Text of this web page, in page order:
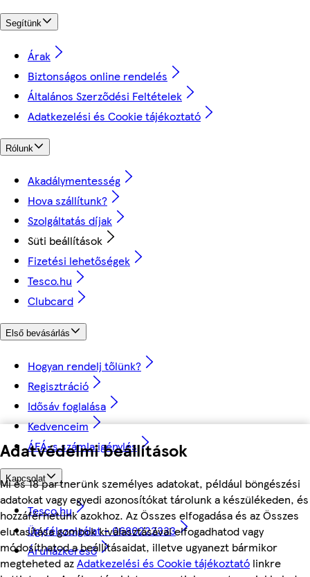
Adatvédelmi beállítások
Mi és 18 partnerünk személyes adatokat, például böngészési
adatokat vagy egyedi azonosítókat tárolunk a készülékeden, és
hozzáférhetünk azokhoz. Az Összes elfogadása és az Összes
elutasítása gombok kiválasztásával elfogadhatod vagy
módosíthatod a beállításaidat, illetve ugyanezt bármikor
megteheted azAdatkezelési és Cookie tájékoztató linkre
Segítünk
Árak
Biztonságos online rendelés
Általános Szerződési Feltételek
Adatkezelési és Cookie tájékoztató
Rólunk
Akadálymentesség
Hova szállítunk?
Szolgáltatás díjak
Süti beállítások
Fizetési lehetőségek
Tesco.hu
Clubcard
Első bevásárlás
Hogyan rendelj tőlünk?
Regisztráció
Idősáv foglalása
Kedvenceim
ÁFÁ-s számla igénylés
Kapcsolat
Tesco.hu
Ügyfélszolgálat - 0680222333
Áruházkereső